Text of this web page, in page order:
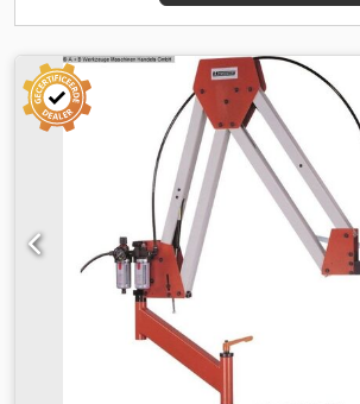
Vervangbare werktafel • Hydraulische
zijwaarts naar links en rechts
lengteaanslag 500 mm voor sneden van
Het neerlaten van de zaagarm wordt
door een hydraulische cyclus, na het
arm automatisch weer omhoog en gaat
open • Koelsysteem • Spaanborstel •
bedieningspaneel • Elektrische
bladspanning en zaagbladafdekking
Noodstopschakelaar • CE-conform
Werktuigmachines Rüschebrinkstr. 151-
Dortmund-Wambel